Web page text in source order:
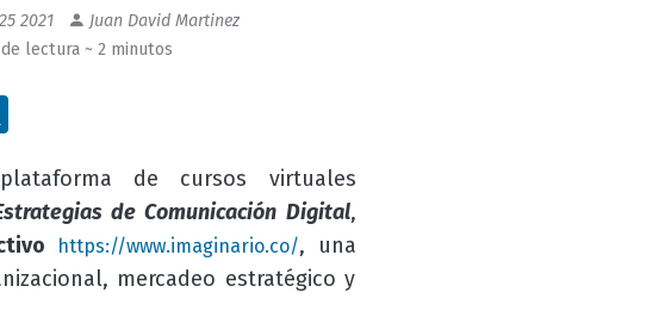
2021
Juan David Martinez
lectura ~ 2 minutos
de cursos virtuales
de Comunicación Digital,
https://www.imaginario.co/, una
mercadeo estratégico y